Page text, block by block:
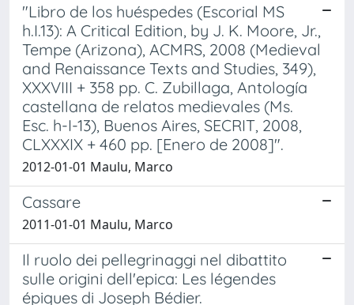
"Libro de los huéspedes (Escorial MS
h.I.13): A Critical Edition, by J. K. Moore, Jr.,
Tempe (Arizona), ACMRS, 2008 (Medieval
and Renaissance Texts and Studies, 349),
XXXVIII + 358 pp. C. Zubillaga, Antología
castellana de relatos medievales (Ms.
Esc. h-I-13), Buenos Aires, SECRIT, 2008,
CLXXXIX + 460 pp. [Enero de 2008]".
2012-01-01 Maulu, Marco
Cassare
2011-01-01 Maulu, Marco
Il ruolo dei pellegrinaggi nel dibattito
sulle origini dell'epica: Les légendes
épiques di Joseph Bédier.